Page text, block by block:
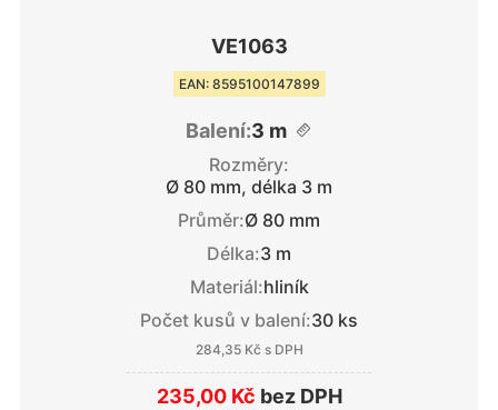
VE1063
EAN: 8595100147899
Balení:3 m
Rozměry:
Ø 80 mm, délka 3 m
Průměr:Ø 80 mm
Délka:3 m
Materiál:hliník
Počet kusů v balení:30 ks
284,35 Kč s DPH
235,00 Kč bez DPH